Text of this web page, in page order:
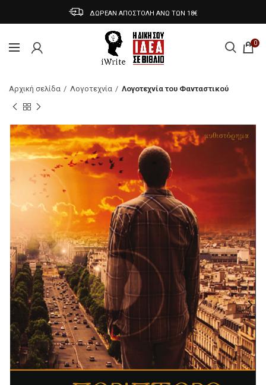
ΔΩΡΕΑΝ ΑΠΟΣΤΟΛΗ ΑΝΩ ΤΩΝ 18€
0
Αρχική σελίδα Λογοτεχνία Λογοτεχνία του Φανταστικού